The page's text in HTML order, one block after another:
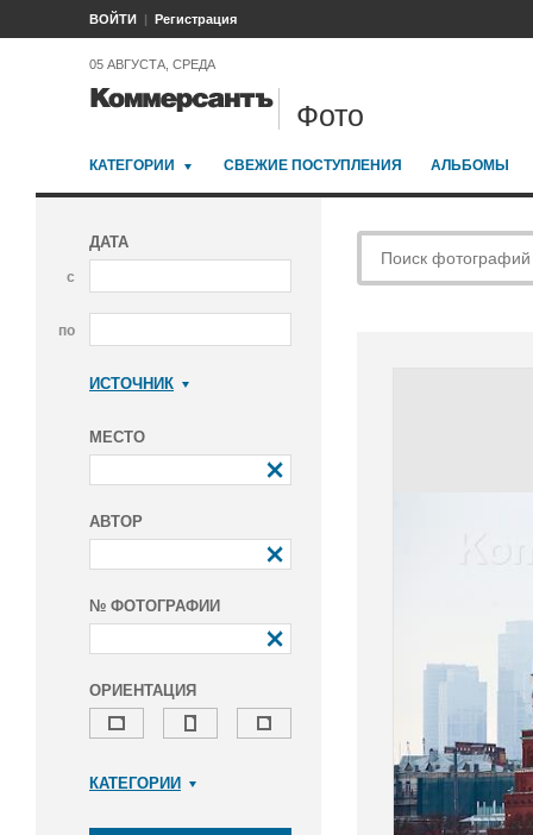
ВОЙТИ Регистрация
05 АВГУСТА, СРЕДА
Фото
КАТЕГОРИИ СВЕЖИЕ ПОСТУПЛЕНИЯ АЛЬБОМЫ
ДАТА
с
по
ИСТОЧНИК
МЕСТО
АВТОР
№ ФОТОГРАФИИ
ОРИЕНТАЦИЯ
КАТЕГОРИИ